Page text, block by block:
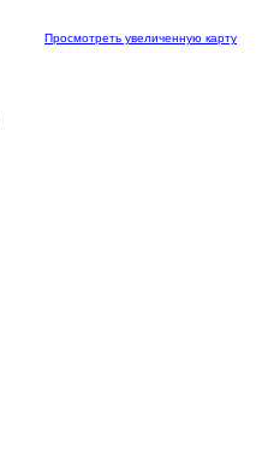
Просмотреть увеличенную карту